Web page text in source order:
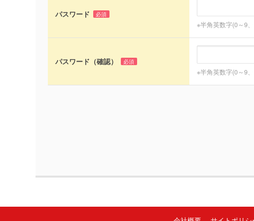
パスワード 必須
※半角英数字(0～9
パスワード（確認） 必須
※半角英数字(0～9